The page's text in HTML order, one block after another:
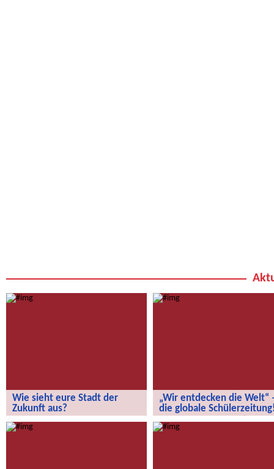
Wie sieht eure Stadt der
Zukunft aus?
„Wir entdecken die Welt“
die globale
globale Schülerzeitung!